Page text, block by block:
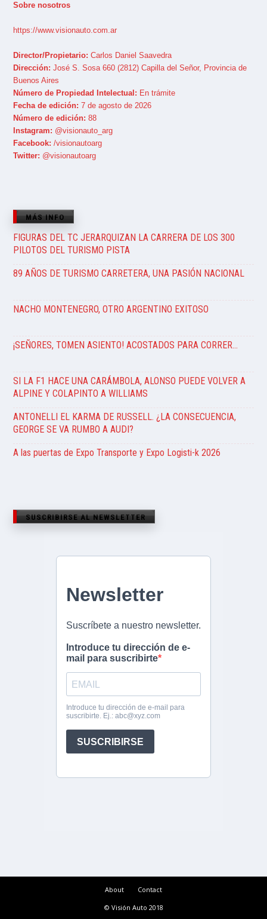
Sobre nosotros
https://www.visionauto.com.ar
Director/Propietario: Carlos Daniel Saavedra
Dirección: José S. Sosa 660 (2812) Capilla del Señor, Provincia de
Buenos Aires
Número de Propiedad Intelectual: En trámite
Fecha de edición: 7 de agosto de 2026
Número de edición: 88
Instagram: @visionauto_arg
Facebook: /visionautoarg
Twitter: @visionautoarg
MÁS INFO
FIGURAS DEL TC JERARQUIZAN LA CARRERA DE LOS 300
PILOTOS DEL TURISMO PISTA
89 AÑOS DE TURISMO CARRETERA, UNA PASIÓN NACIONAL
NACHO MONTENEGRO, OTRO ARGENTINO EXITOSO
¡SEÑORES, TOMEN ASIENTO! ACOSTADOS PARA CORRER…
SI LA F1 HACE UNA CARÁMBOLA, ALONSO PUEDE VOLVER A
ALPINE Y COLAPINTO A WILLIAMS
ANTONELLI EL KARMA DE RUSSELL. ¿LA CONSECUENCIA,
GEORGE SE VA RUMBO A AUDI?
A las puertas de Expo Transporte y Expo Logisti-k 2026
SUSCRIBIRSE AL NEWSLETTER
About
Contact
© Visión Auto 2018